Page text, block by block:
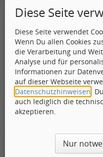
entnehmen, erzählt
und einer Zeit, die für
Bedeutung sind.
Diese Seite
Diese Seite verwendet
Wenn Du allen Cookies
die Verarbeitung und
Analyse und für
Informationen zur
auf dieser Webseite
Datenschutzhinweisen .
auch lediglich die
akzeptieren.
Nur